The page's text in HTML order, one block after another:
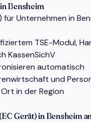
Bensheim
für Unternehmen in
TSE-Modul,
KassenSichV
automatisch
und
in der Region
Gerät) in Bensheim